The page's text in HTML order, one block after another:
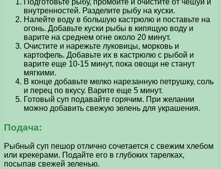
Подготовьте рыбу, промойте и очистите от чешуи и
внутренностей. Разделите рыбу на куски.
Налейте воду в большую кастрюлю и поставьте на
огонь. Добавьте куски рыбы в кипящую воду и
варите на среднем огне около 20 минут.
Очистите и нарежьте луковицы, морковь и
картофель. Добавьте их в кастрюлю с рыбой и
варите еще 10-15 минут, пока овощи не станут
мягкими.
В конце добавьте мелко нарезанную петрушку, соль
и перец по вкусу. Варите еще 5 минут.
Готовый суп подавайте горячим. При желании
можно добавить свежую зелень для украшения.
Подача:
Рыбный суп пешор отлично сочетается с свежим хлебом
или крекерами. Подайте его в глубоких тарелках,
посыпав свежей зеленью.